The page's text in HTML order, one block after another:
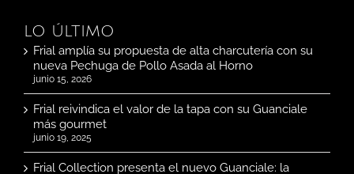
LO ÚLTIMO
Frial amplía su propuesta de alta charcutería con su
nueva Pechuga de Pollo Asada al Horno
junio 15, 2026
Frial reivindica el valor de la tapa con su Guanciale
más gourmet
junio 19, 2025
Frial Collection presenta el nuevo Guanciale: la